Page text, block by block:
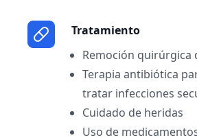
Tratamiento
Remoción quirúrgica
Terapia antibiótica
tratar infecciones
Cuidado de heridas
Uso de